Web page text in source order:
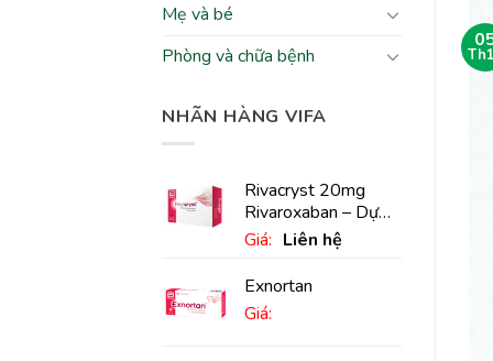
Mẹ và bé
Phòng và chữa bệnh
NHÃN HÀNG VIFA
Rivacryst 20mg
Rivaroxaban – Dự
phòng đột quỵ,
huyết khối tĩnh mạch
Giá: Liên hệ
Exnortan
Giá: